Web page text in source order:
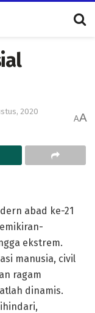
2020
AA
abad ke-21
ekstrem.
manusia, civil
ragam
dinamis.